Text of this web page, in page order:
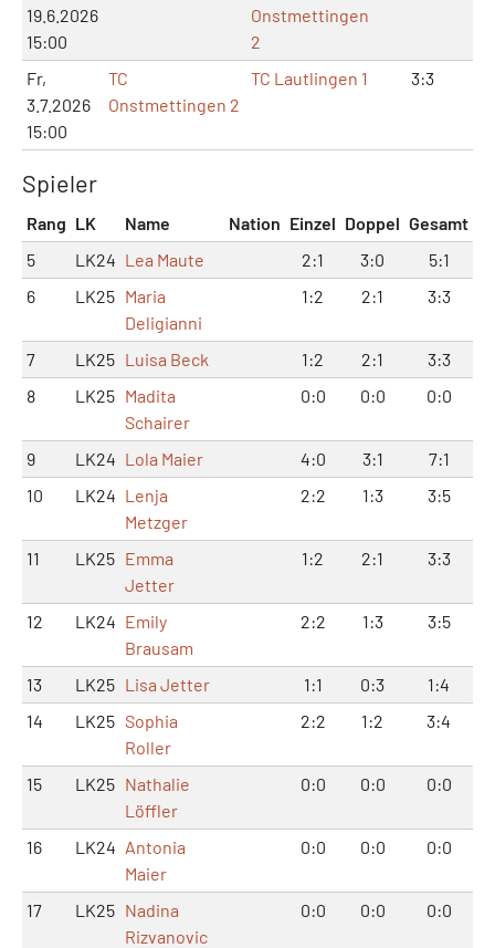
19.6.2026
15:00
Onstmettingen
2
Fr,
3.7.2026
15:00
TC
Onstmettingen 2
TC Lautlingen 1 3:3
Spieler
Rang LK Name Nation Einzel Doppel Gesamt
5
LK24 Lea Maute 2:1 3:0
5:1
6
LK25 Maria
Deligianni
1:2 2:1 3:3
7 LK25 Luisa Beck 1:2 2:1
3:3
8
LK25 Madita
Schairer
0:0 0:0 0:0
9 LK24 Lola Maier 4:0 3:1
7:1
10
LK24 Lenja
Metzger
2:2 1:3 3:5
11 LK25 Emma
Jetter
1:2 2:1 3:3
12 LK24 Emily
Brausam
2:2 1:3 3:5
13 LK25 Lisa Jetter 1:1 0:3
1:4
14
LK25 Sophia
Roller
2:2 1:2 3:4
15 LK25 Nathalie
Löffler
0:0 0:0 0:0
16 LK24 Antonia
Maier
0:0 0:0 0:0
17 LK25 Nadina
Rizvanovic
0:0 0:0 0:0